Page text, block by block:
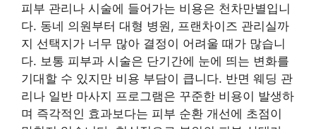
피부 관리나 시술에 들어가는 비용은 천차만별입니
다. 동네 의원부터 대형 병원, 프랜차이즈 관리실까
지 선택지가 너무 많아 결정이 어려울 때가 많습니
다. 보통 피부과 시술은 단기간에 눈에 띄는 변화를
기대할 수 있지만 비용 부담이 큽니다. 반면 웨딩 관
리나 일반 마사지 프로그램은 꾸준한 비용이 발생하
며 즉각적인 효과보다는 피부 순환 개선에 초점이